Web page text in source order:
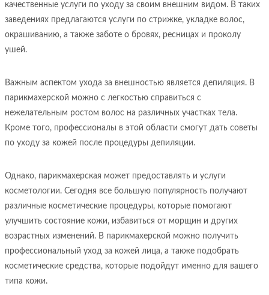
качественные услуги по уходу за своим внешним видом. В таких
заведениях предлагаются услуги по стрижке, укладке волос,
окрашиванию, а также заботе о бровях, ресницах и проколу
ушей.
Важным аспектом ухода за внешностью является депиляция. В
парикмахерской можно с легкостью справиться с
нежелательным ростом волос на различных участках тела.
Кроме того, профессионалы в этой области смогут дать советы
по уходу за кожей после процедуры депиляции.
Однако, парикмахерская может предоставлять и услуги
косметологии. Сегодня все большую популярность получают
различные косметические процедуры, которые помогают
улучшить состояние кожи, избавиться от морщин и других
возрастных изменений. В парикмахерской можно получить
профессиональный уход за кожей лица, а также подобрать
косметические средства, которые подойдут именно для вашего
типа кожи.